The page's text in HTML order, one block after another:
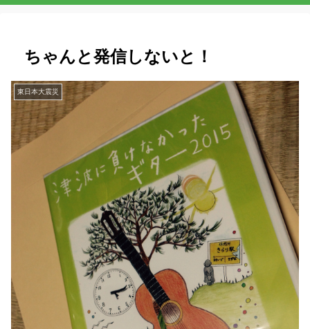
ちゃんと発信しないと！
東日本大震災